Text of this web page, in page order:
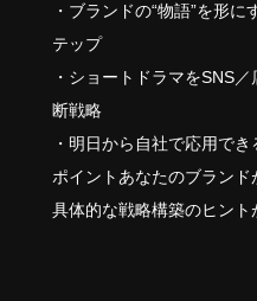
・ブランドの“物語”を形
テップ
・ショートドラマをSNS
断戦略
・明日から自社で応用で
ポイントあなたのブランド
具体的な戦略構築のヒント